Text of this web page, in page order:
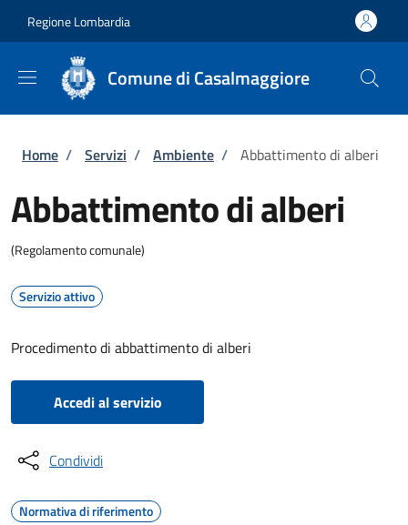
Regione Lombardia
Comune di Casalmaggiore
Briciole di pane
Home / Servizi / Ambiente / Abbattimento di alberi
Abbattimento di alberi
(Regolamento comunale)
Servizio attivo
Procedimento di abbattimento di alberi
Accedi al servizio
Condividi
Normativa di riferimento